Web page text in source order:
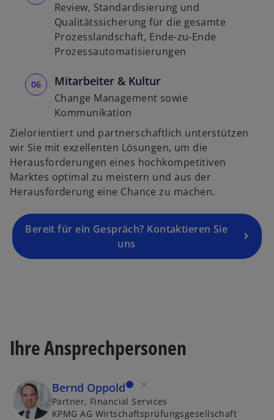
Review, Standardisierung und
Qualitätssicherung für die gesamte
Prozesslandschaft, Ende-zu-Ende
Prozessautomatisierungen
Mitarbeiter & Kultur
Change Management sowie
Kommunikation
Zielorientiert und partnerschaftlich unterstützen
wir Sie mit exzellenten Lösungen, um die
Herausforderungen eines hochkompetitiven
Marktes optimal zu meistern und aus der
Herausforderung eine Chance zu machen.
Bereit für ein Gespräch? Kontaktieren Sie
uns
e
t
Ihre Ansprechpersonen
Bernd Oppold
Partner, Financial Services
KPMG AG Wirtschaftsprüfungsgesellschaft